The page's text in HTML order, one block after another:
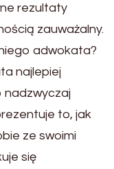
rezultaty
zauważalny.
adwokata?
najlepiej
nadzwyczaj
to, jak
ze swoimi
się